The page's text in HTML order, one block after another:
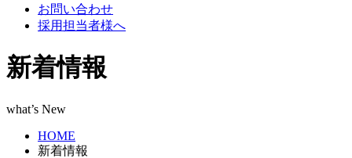
お問い合わせ
採用担当者様へ
新着情報
what’s New
HOME
新着情報